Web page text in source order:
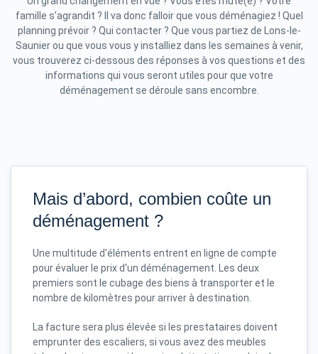
famille s’agrandit ? Il va donc falloir que vous déménagiez ! Quel
planning prévoir ? Qui contacter ? Que vous partiez de Lons-le-
Saunier ou que vous vous y installiez dans les semaines à venir,
vous trouverez ci-dessous des réponses à vos questions et des
informations qui vous seront utiles pour que votre
déménagement se déroule sans encombre.
Mais d’abord, combien coûte un
déménagement ?
Une multitude d'éléments entrent en ligne de compte
pour évaluer le prix d'un déménagement. Les deux
premiers sont le cubage des biens à transporter et le
nombre de kilomètres pour arriver à destination.
La facture sera plus élevée si les prestataires doivent
emprunter des escaliers, si vous avez des meubles